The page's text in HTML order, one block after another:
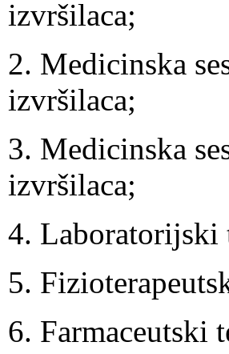
izvršilaca;
2. Medicinska
izvršilaca;
3. Medicinska
izvršilaca;
4. Laboratorijski
5.
6. Farmaceutski